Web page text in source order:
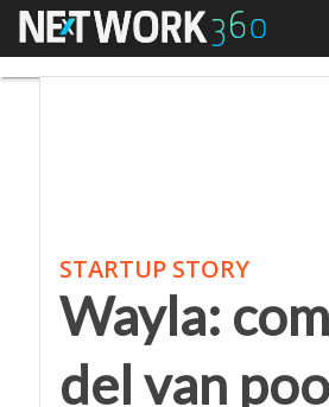
Menu
STARTUP STORY
Wayla:
del van